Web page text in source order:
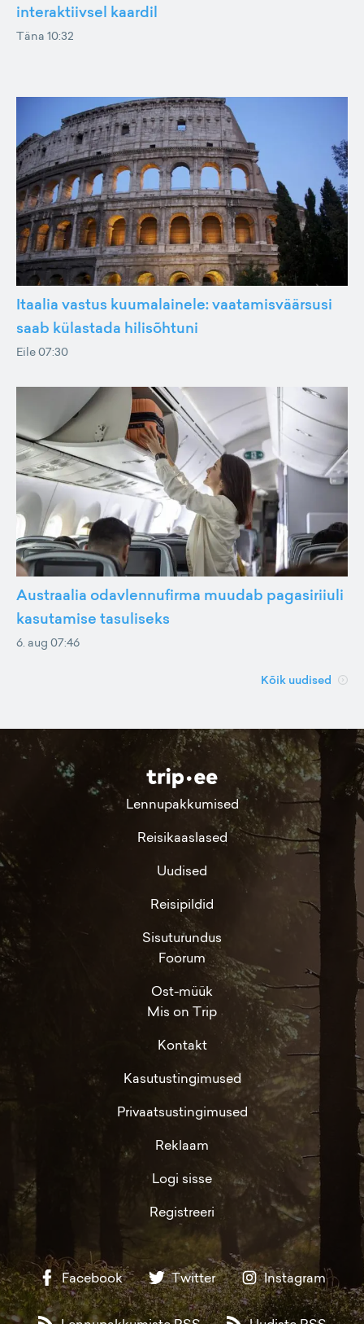
interaktiivsel kaardil
Täna 10:32
Itaalia vastus kuumalainele: vaatamisväärsusi
saab külastada hilisõhtuni
Eile 07:30
Austraalia odavlennufirma muudab pagasiriiuli
kasutamise tasuliseks
6. aug 07:46
Kõik uudised
Lennupakkumised
Reisikaaslased
Uudised
Reisipildid
Sisuturundus
Foorum
Ost-müük
Mis on Trip
Kontakt
Kasutustingimused
Privaatsustingimused
Reklaam
Logi sisse
Registreeri
Facebook Twitter Instagram